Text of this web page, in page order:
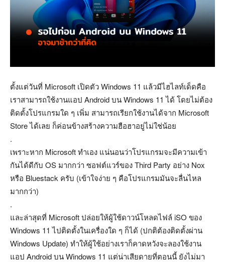
ตั้งแต่วันที่ Microsoft เปิดตัว Windows 11 แล้วมีไฮไลท์เด็ดคือ
เราสามารถใช้งานแอป Android บน Windows 11 ได้ โดยไม่ต้อง
ติดตั้งโปรแกรมใด ๆ เพิ่ม สามารถเรียกใช้งานได้จาก Microsoft
Store ได้เลย ก็ค่อนข้างสร้างความฮือฮาอยู่ไม่ใช่น้อย
.
เพราะหาก Microsoft ทำเอง แน่นอนว่าโปรแกรมจะมีความเข้า
กันได้ดีกับ OS มากกว่า ซอฟต์แวร์ของ Third Party อย่าง Nox
หรือ Bluestack ครับ (เข้าใจง่าย ๆ คือโปรแกรมมันจะลื่นไหล
มากกว่า)
.
และล่าสุดที่ Microsoft ปล่อยให้ผู้ใช้ดาวน์โหลดไฟล์ iSO ของ
Windows 11 ไปติดตั้งในเครื่องใด ๆ ก็ได้ (ปกติต้องติดตั้งผ่าน
Windows Update) ทำให้ผู้ใช้อย่างเราก็คาดหวังจะลองใช้งาน
แอป Android บน Windows 11 แต่น่าเสียดายที่ตอนนี้ ยังไม่มา